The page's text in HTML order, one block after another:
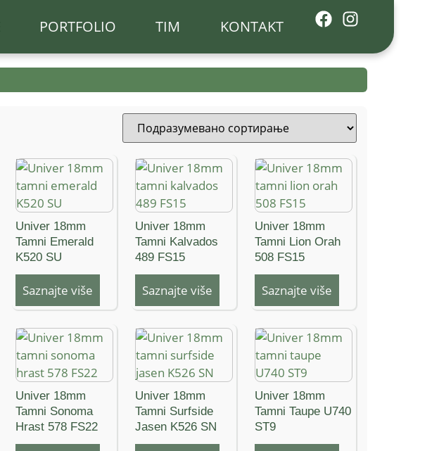
PORTFOLIO TIM KONTAKT
Univer 18mm
Tamni Emerald
K520 SU
Saznajte više
Univer 18mm
Tamni Kalvados
489 FS15
Saznajte više
Univer 18mm
Tamni Lion Orah
508 FS15
Saznajte više
Univer 18mm
Tamni Sonoma
Hrast 578 FS22
Univer 18mm
Tamni Surfside
Jasen K526 SN
Univer 18mm
Tamni Taupe U740
ST9